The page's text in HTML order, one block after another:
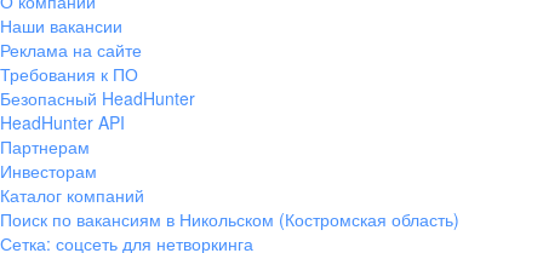
Наши вакансии
Реклама на сайте
Требования к ПО
Безопасный HeadHunter
HeadHunter API
Партнерам
Инвесторам
Каталог компаний
Поиск по вакансиям в Никольском (Костромская область)
Сетка: соцсеть для нетворкинга